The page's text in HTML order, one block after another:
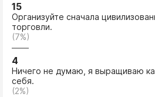
15
Организуйте сначала
торговли.
(7%)
4
Ничего не думаю, я выращиваю
себя.
(2%)